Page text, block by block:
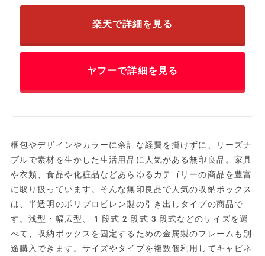
楽天で詳細を見る
ヤフーで詳細を見る
梱包やデザインやカラーに余計な経費を掛けずに、リーズナ
ブルで素材を生かした生活用品に人気がある無印良品。家具
や衣類、食品や化粧品などあらゆるカテゴリーの商品を豊富
に取り扱っています。そんな無印良品で人気の収納ボックス
は、半透明のポリプロピレン製の引き出しタイプの商品で
す。浅型・幅広型、1段式2段式3段式などのサイズを選
べて、収納ボックスを固定するための金属製のフレームも別
途購入できます。サイズやタイプを複数個利用してキャビネ